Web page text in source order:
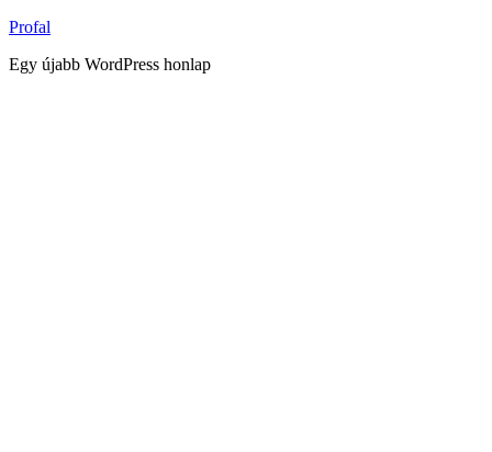
Tartalomhoz
Profal
Egy újabb WordPress honlap